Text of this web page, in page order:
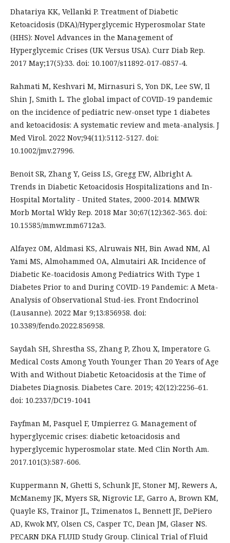
Dhatariya KK, Vellanki P. Treatment of Diabetic
Ketoacidosis (DKA)/Hyperglycemic Hyperosmolar State
(HHS): Novel Advances in the Management of
Hyperglycemic Crises (UK Versus USA). Curr Diab Rep.
2017 May;17(5):33. doi: 10.1007/s11892-017-0857-4.
Rahmati M, Keshvari M, Mirnasuri S, Yon DK, Lee SW, Il
Shin J, Smith L. The global impact of COVID-19 pandemic
on the incidence of pediatric new-onset type 1 diabetes
and ketoacidosis: A systematic review and meta-analysis. J
Med Virol. 2022 Nov;94(11):5112-5127. doi:
10.1002/jmv.27996.
Benoit SR, Zhang Y, Geiss LS, Gregg EW, Albright A.
Trends in Diabetic Ketoacidosis Hospitalizations and In-
Hospital Mortality - United States, 2000-2014. MMWR
Morb Mortal Wkly Rep. 2018 Mar 30;67(12):362-365. doi:
10.15585/mmwr.mm6712a3.
Alfayez OM, Aldmasi KS, Alruwais NH, Bin Awad NM, Al
Yami MS, Almohammed OA, Almutairi AR. Incidence of
Diabetic Ke-toacidosis Among Pediatrics With Type 1
Diabetes Prior to and During COVID-19 Pandemic: A Meta-
Analysis of Observational Stud-ies. Front Endocrinol
(Lausanne). 2022 Mar 9;13:856958. doi:
10.3389/fendo.2022.856958.
Saydah SH, Shrestha SS, Zhang P, Zhou X, Imperatore G.
Medical Costs Among Youth Younger Than 20 Years of Age
With and Without Diabetic Ketoacidosis at the Time of
Diabetes Diagnosis. Diabetes Care. 2019; 42(12):2256–61.
doi: 10.2337/DC19-1041
Fayfman M, Pasquel F, Umpierrez G. Management of
hyperglycemic crises: diabetic ketoacidosis and
hyperglycemic hyperosmolar state. Med Clin North Am.
2017.101(3):587-606.
Kuppermann N, Ghetti S, Schunk JE, Stoner MJ, Rewers A,
McManemy JK, Myers SR, Nigrovic LE, Garro A, Brown KM,
Quayle KS, Trainor JL, Tzimenatos L, Bennett JE, DePiero
AD, Kwok MY, Olsen CS, Casper TC, Dean JM, Glaser NS.
PECARN DKA FLUID Study Group. Clinical Trial of Fluid